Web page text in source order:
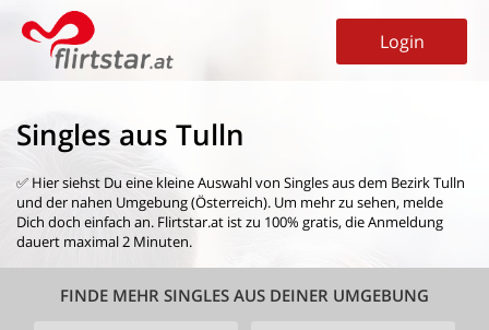
Login
Singles aus Tulln
✅ Hier siehst Du eine kleine Auswahl von Singles aus dem Bezirk Tulln
und der nahen Umgebung (Österreich). Um mehr zu sehen, melde
Dich doch einfach an. Flirtstar.at ist zu 100% gratis, die Anmeldung
dauert maximal 2 Minuten.
FINDE MEHR SINGLES AUS DEINER UMGEBUNG